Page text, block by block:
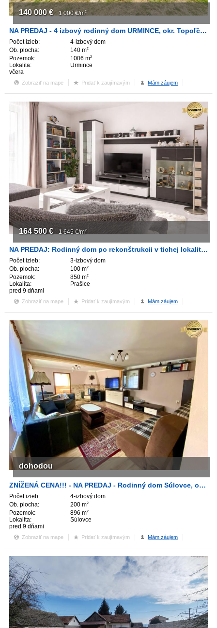
PARTNERI
KONTAKT
PRIPOMIENKY
NA PREDAJ - 4 izbový rodinný dom URMINCE, okr. Topoľčany
Počet izieb:
4-izbový dom
Ob. plocha:
140 m2
Pozemok: 1006 m2
Lokalita:
Urmince
včera
140 000 € 1 000 €/m2
Zobraziť na mape Pridať k zaujímavým Mám záujem
NA PREDAJ: Rodinný dom po rekonštrukcii v tichej lokalite – PRAŠICE
Počet izieb:
3-izbový dom
Ob. plocha:
100 m2
Pozemok: 850 m2
Lokalita:
Prašice
pred 9 dňami
164 500 € 1 645 €/m2
Zobraziť na mape Pridať k zaujímavým Mám záujem
ZNÍŽENÁ CENA!!! - NA PREDAJ - Rodinný dom Súlovce, okr. Topoľčany
Počet izieb:
4-izbový dom
Ob. plocha:
200 m2
Pozemok: 896 m2
Lokalita:
Súlovce
pred 9 dňami
dohodou
Zobraziť na mape Pridať k zaujímavým Mám záujem